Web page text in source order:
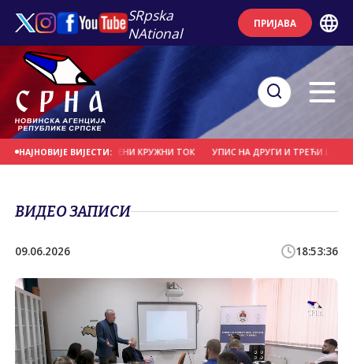
SRpska
NAtional
ПРИЈАВА
НАЈНОВИЈЕ ВИЈЕСТИ:
ПРИВРЕМЕНИ КРУЖНИ ТОК УПИС НА ДРУГИ И ТРЕЋИ ЦИКЛУС
ВИДЕО ЗАПИСИ
09.06.2026 18:53:36